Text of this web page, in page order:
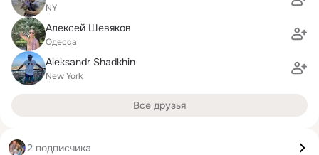
NY
Алексей Шевяков
Одесса
Aleksandr Shadkhin
New York
Все друзья
2 подписчика